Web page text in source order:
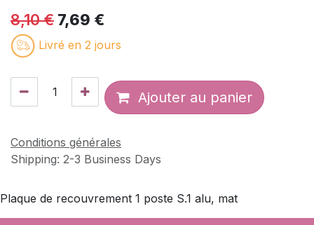
8,10€ 7,69 €
Livré en 2 jours
Ajouter au panier
Conditions générales
Shipping: 2-3 Business Days
Plaque de recouvrement 1 poste S.1 alu, mat